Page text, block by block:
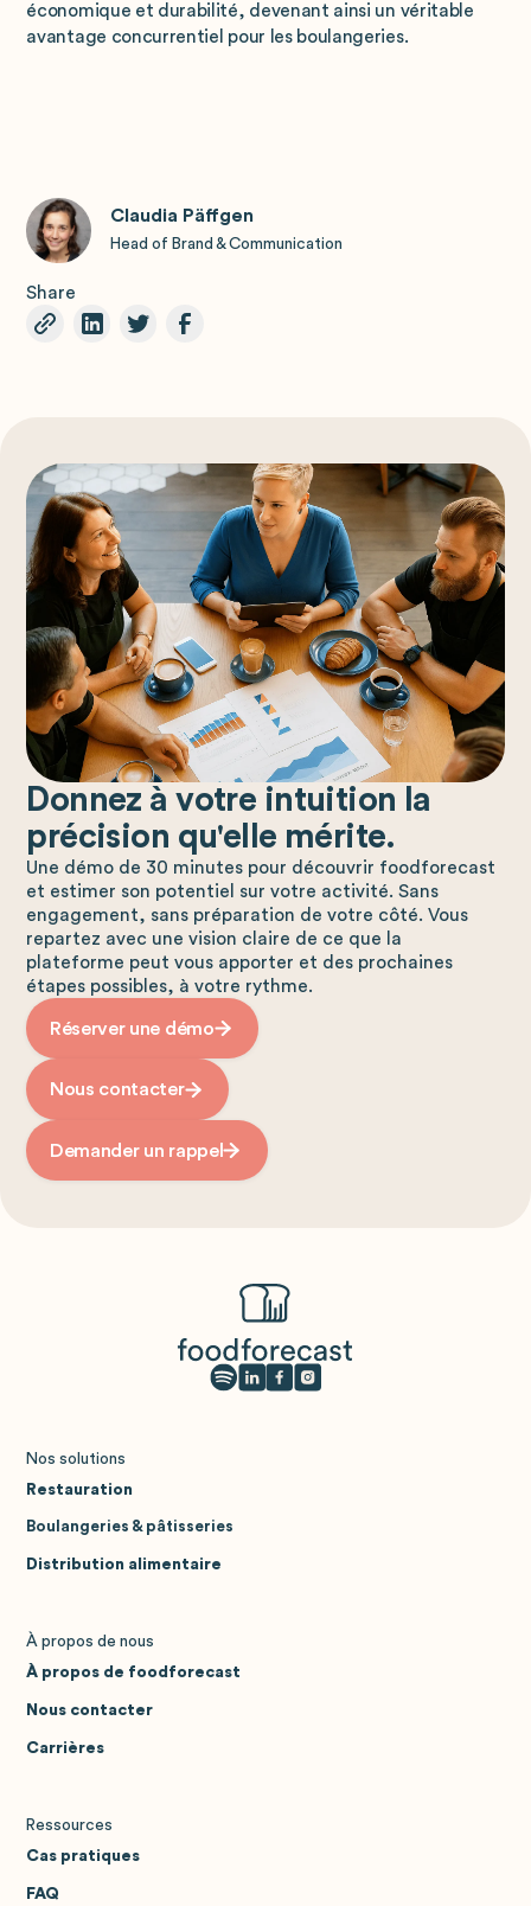
économique et durabilité, devenant ainsi un véritable
avantage concurrentiel pour les boulangeries.
Claudia Päffgen
Head of Brand & Communication
Share
Donnez à votre intuition la
précision qu'elle mérite.
Une démo de 30 minutes pour découvrir foodforecast
et estimer son potentiel sur votre activité. Sans
engagement, sans préparation de votre côté. Vous
repartez avec une vision claire de ce que la
plateforme peut vous apporter et des prochaines
étapes possibles, à votre rythme.
Réserver une démo
Nous contacter
Demander un rappel
Nos solutions
Restauration
Boulangeries & pâtisseries
Distribution alimentaire
À propos de nous
À propos de foodforecast
Nous contacter
Carrières
Ressources
Cas pratiques
FAQ